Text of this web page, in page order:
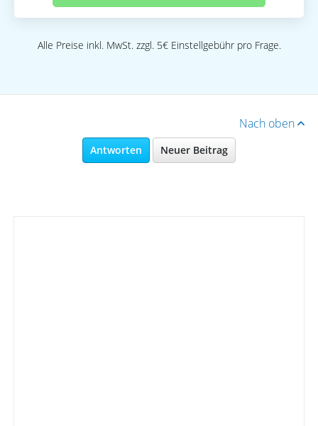
Alle Preise inkl. MwSt. zzgl. 5€ Einstellgebühr pro Frage.
Nach oben
Antworten Neuer Beitrag